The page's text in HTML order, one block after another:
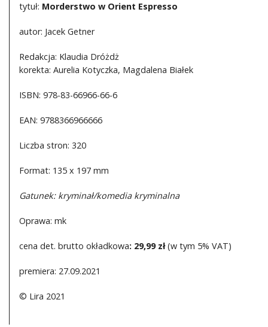
tytuł: Morderstwo w Orient Espresso
autor: Jacek Getner
Redakcja: Klaudia Dróżdż
korekta: Aurelia Kotyczka, Magdalena Białek
ISBN: 978-83-66966-66-6
EAN: 9788366966666
Liczba stron: 320
Format: 135 x 197 mm
Gatunek: kryminał/komedia kryminalna
Oprawa: mk
cena det. brutto okładkowa: 29,99 zł(w tym 5% VAT)
premiera: 27.09.2021
© Lira 2021